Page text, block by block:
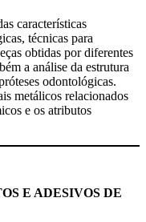
características
técnicas para
obtidas por diferentes
a análise da estrutura
odontológicas.
metálicos relacionados
e os atributos
E ADESIVOS DE